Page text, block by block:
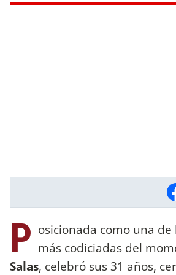
P osicionada como una de
más codiciadas del
Salas, celebró sus 31 años,